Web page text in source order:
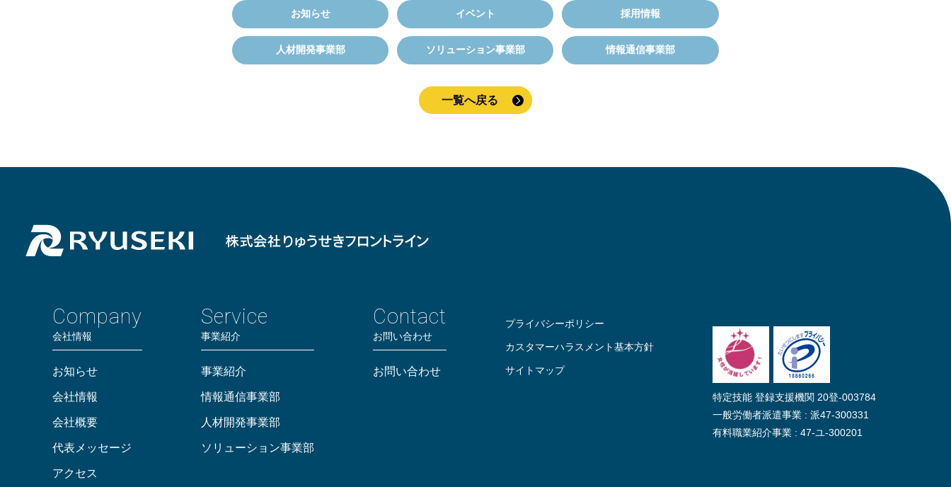
お知らせ イベント 採用情報
人材開発事業部 ソリューション事業部 情報通信事業部
一覧へ戻る
Company
会社情報
お知らせ
会社情報
会社概要
代表メッセージ
アクセス
Service
事業紹介
事業紹介
情報通信事業部
人材開発事業部
ソリューション事業部
Contact
お問い合わせ
お問い合わせ
プライバシーポリシー
カスタマーハラスメント基本方針
サイトマップ
特定技能 登録支援機関 20登-003784
一般労働者派遣事業 : 派47-300331
有料職業紹介事業 : 47-ユ-300201